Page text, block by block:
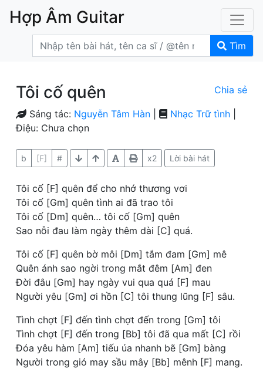
Hợp Âm Guitar
Tìm
Tôi cố quên Chia sẻ
Sáng tác: Nguyễn Tâm Hàn Nhạc Trữ tình
Điệu: Chưa chọn
b [F] # x2 Lời bài hát
Tôi cố [F] quên để cho nhớ thương vơi
Tôi cố [Gm] quên tình ai đã trao tôi
Tôi cố [Dm] quên… tôi cố [Gm] quên
Sao nỗi đau làm ngày thêm dài [C] quá.
Tôi cố [F] quên bờ môi [Dm] tắm đam [Gm] mê
Quên ánh sao ngời trong mắt đêm [Am] đen
Đời đâu [Gm] hay ngày vui qua quá [F] mau
Người yêu [Gm] ơi hồn [C] tôi thung lũng [F] sâu.
Tình chợt [F] đến tình chợt đến trong [Gm] tôi
Tình chợt [F] đến trong [Bb] tôi đã qua mất [C] rồi
Đóa yêu hàm [Am] tiếu úa nhanh bẽ [Gm] bàng
Người trong gió may sầu mây [Bb] mênh [F] mang.